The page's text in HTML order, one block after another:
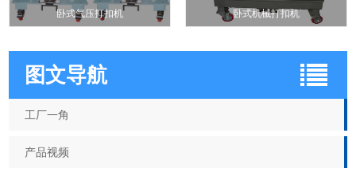
卧式气压打扣机 卧式机械打扣机
图文导航
工厂一角
产品视频